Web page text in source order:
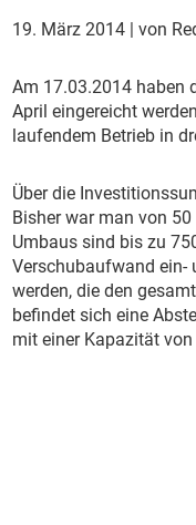
19. März 2014 | von
Am 17.03.2014 haben
April eingereicht
laufendem Betrieb in
Über die
Bisher war man von
Umbaus sind bis zu
Verschubaufwand ein-
werden, die den
befindet sich eine
mit einer Kapazität